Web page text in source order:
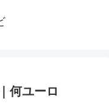
何ユーロ